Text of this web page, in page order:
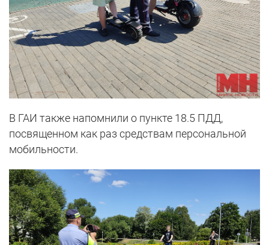
В ГАИ также напомнили о пункте 18.5 ПДД,
посвященном как раз средствам персональной
мобильности.